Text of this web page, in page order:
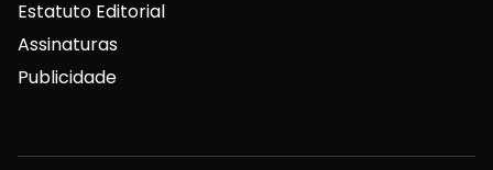
Estatuto Editorial
Assinaturas
Publicidade